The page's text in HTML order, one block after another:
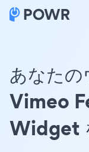
あなた
Vimeo
Widget